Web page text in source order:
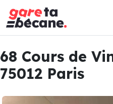
68 Cours de
75012 Paris